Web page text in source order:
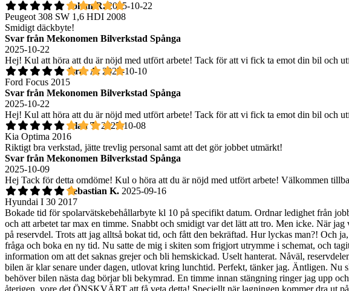
Johan R. 2025-10-22
Peugeot 308 SW 1,6 HDI 2008
Smidigt däckbyte!
Svar från Mekonomen Bilverkstad Spånga
2025-10-22
Hej! Kul att höra att du är nöjd med utfört arbete! Tack för att vi fick ta emot din bil och
Israr A. 2025-10-10
Ford Focus 2015
Svar från Mekonomen Bilverkstad Spånga
2025-10-22
Hej! Kul att höra att du är nöjd med utfört arbete! Tack för att vi fick ta emot din bil och
Alan T. 2025-10-08
Kia Optima 2016
Riktigt bra verkstad, jätte trevlig personal samt att det gör jobbet utmärkt!
Svar från Mekonomen Bilverkstad Spånga
2025-10-09
Hej Tack för detta omdöme! Kul o höra att du är nöjd med utfört arbete! Välkommen
Sebastian K. 2025-09-16
Hyundai I 30 2017
Bokade tid för spolarvätskebehållarbyte kl 10 på specifikt datum. Ordnar ledighet från
och att arbetet tar max en timme. Snabbt och smidigt var det lätt att tro. Men icke. När
på reservdel. Trots att jag alltså bokat tid, och fått den bekräftad. Hur lyckas man?! Och
fråga och boka en ny tid. Nu satte de mig i skiten som frigjort utrymme i schemat, och
information om att det saknas grejer och bli hemskickad. Uselt hanterat. Nåväl,
bilen är klar senare under dagen, utlovat kring lunchtid. Perfekt, tänker jag. Äntligen.
behöver bilen nästa dag börjar bli bekymrad. En timme innan stängning ringer jag upp
återigen, vore det ÖNSKVÄRT att få veta detta! Speciellt när lagningen kommer dra ut